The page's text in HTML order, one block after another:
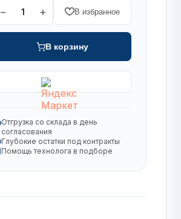
− 1 + В избранное
В корзину
Отгрузка со склада в день
согласования
Глубокие остатки под контракты
Помощь технолога в подборе